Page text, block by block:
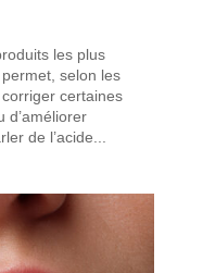
les plus
selon les
certaines
d’améliorer
de l’acide...